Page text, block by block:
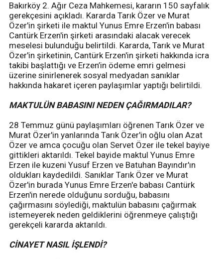
Bakırköy 2. Ağır Ceza Mahkemesi, kararın 150 sayfalık
gerekçesini açıkladı. Kararda Tarık Özer ve Murat
Özer'in şirketi ile maktul Yunus Emre Erzen'in babası
Cantürk Erzen'in şirketi arasındaki alacak verecek
meselesi bulunduğu belirtildi. Kararda, Tarık ve Murat
Özer'in şirketinin, Cantürk Erzen'in şirketi hakkında icra
takibi başlattığı ve Erzen’in ödeme emri gelmesi
üzerine sinirlenerek sosyal medyadan sanıklar
hakkında hakaret içeren paylaşımlar yaptığı belirtildi.
MAKTULÜN BABASINI NEDEN ÇAĞIRMADILAR?
28 Temmuz günü paylaşımları öğrenen Tarık Özer ve
Murat Özer'in yanlarında Tarık Özer'in oğlu olan Azat
Özer ve amca çocuğu olan Servet Özer ile tekel bayiye
gittikleri aktarıldı. Tekel bayide maktul Yunus Emre
Erzen ile kuzeni Yusuf Erzen ve Batuhan Bayındır'ın
oldukları kaydedildi. Sanıklar Tarık Özer ve Murat
Özer'in burada Yunus Emre Erzen'e babası Cantürk
Erzen'in nerede olduğunu sorduğu, babasını
çağırmasını söylediği, maktulün babasını çağırmak
istemeyerek neden geldiklerini öğrenmeye çalıştığı
gerekçeli kararda aktarıldı.
CİNAYET NASIL İŞLENDİ?